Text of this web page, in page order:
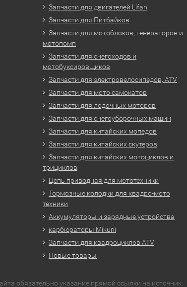
Запчасти для двигателей Lifan
Запчасти для Питбайков
Запчасти для мотоблоков, генераторов и
мотопомп
Запчасти для снегоходов и
мотобуксировщиков
Запчасти для электровелосипедов, ATV
Запчасти для мото самокатов
Запчасти для лодочных моторов
Запчасти для снегоуборочных машин
Запчасти для китайских мопедов
Запчасти для китайских скутеров
Запчасти для китайских мотоциклов и
трициклов
Цепь приводная для мототехники
Тормозные колодки для квадро-мото
техники
Аккумуляторы и зарядные устройства
карбюраторы Mikuni
Запчасти для квадроциклов ATV
Новые товары
обязательно указание прямой ссылки на источник.